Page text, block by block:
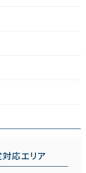
応エリア